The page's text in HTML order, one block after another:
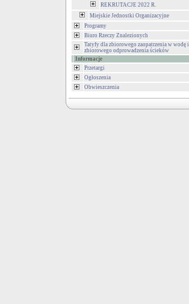
REKRUTACJE 2022 R.
Miejskie Jednostki Organizacyjne
Programy
Biuro Rzeczy Znalezionych
Tatyfy dla zbiorowego zaopatrzenia w wodę i
zbiorowego odprowadzenia ścieków
Informacje
Przetargi
Ogłoszenia
Obwieszczenia